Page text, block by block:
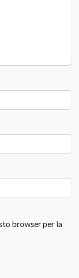
browser per la